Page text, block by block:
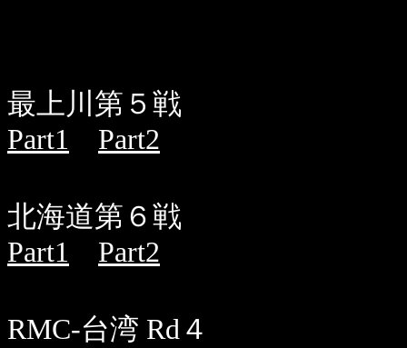
最上川第５戦
Part1
Part2
北海道第６戦
Part1
Part2
RMC-台湾 Rd４